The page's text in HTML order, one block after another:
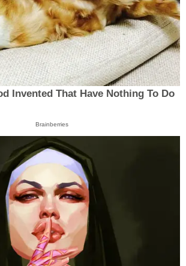
Invented That Have Nothing To Do
Brainberries